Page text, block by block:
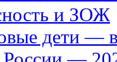
и ЗОЖ
дети —